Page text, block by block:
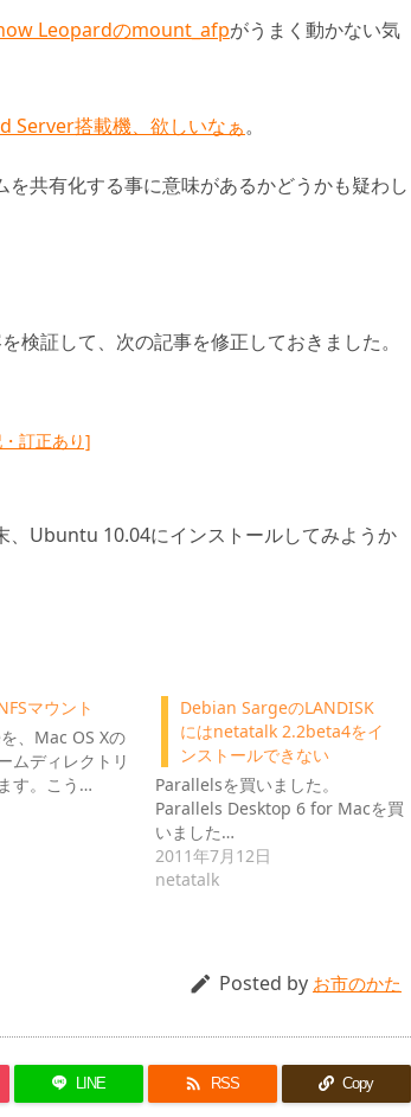
Leopardのmount_afpがうまく動かない気
Server搭載機、欲しいなぁ。
共有化する事に意味があるかどうかも疑わし
検証して、次の記事を修正しておきました。
訂正あり]
Ubuntu 10.04にインストールしてみようか
マウント
、Mac OS Xの
ムディレクトリ
す。こう…
Debian SargeのLANDISK
にはnetatalk 2.2beta4をイ
ンストールできない
Parallelsを買いました。
Parallels Desktop 6 for Macを買
いました…
2011年7月12日
netatalk
 Posted by お市のかた
LINE  RSS Copy